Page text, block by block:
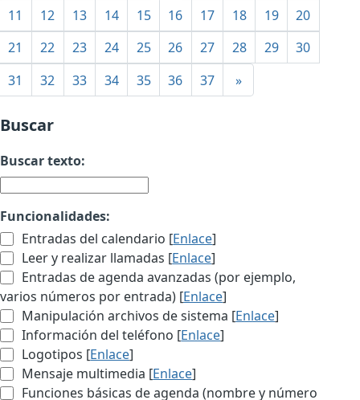
11
12 13 14 15 16 17 18 19
20
21
22 23 24 25 26 27 28 29
30
31
32 33 34 35 36 37 »
Buscar
Buscar texto:
Funcionalidades:
Entradas del calendario [Enlace]
Leer y realizar llamadas [Enlace]
Entradas de agenda avanzadas (por ejemplo,
varios números por entrada) [Enlace]
Manipulación archivos de sistema [Enlace]
Información del teléfono [Enlace]
Logotipos [Enlace]
Mensaje multimedia [Enlace]
Funciones básicas de agenda (nombre y número